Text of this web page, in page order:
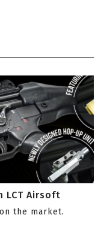
LCT Airsoft
the market.